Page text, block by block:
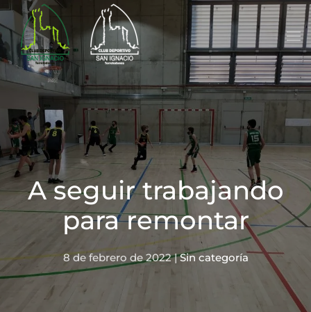
Skip to main content
A seguir trabajando
para remontar
8 de febrero de 2022|Sin categoría